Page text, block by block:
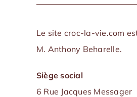
Le site croc-la-vie.com
M. Anthony Beharelle.
Siège social
6 Rue Jacques Messager